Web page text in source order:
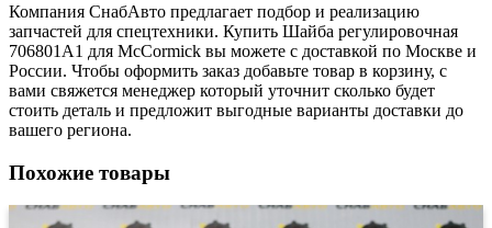
Компания СнабАвто предлагает подбор и реализацию
запчастей для спецтехники. Купить Шайба регулировочная
706801A1 для McCormick вы можете с доставкой по Москве и
России. Чтобы оформить заказ добавьте товар в корзину, с
вами свяжется менеджер который уточнит сколько будет
стоить деталь и предложит выгодные варианты доставки до
вашего региона.
Похожие товары